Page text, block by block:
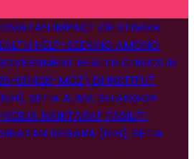
IMPACT OF STIGMA
HELP-SEEKING AMONG
HEALTH CLINICS IN
00428-MOZ) DI INSTITUT
SETIA ALAM, SELANGOR
NAIKTARAF FASILITI
NEGARA (NIH), SETIA